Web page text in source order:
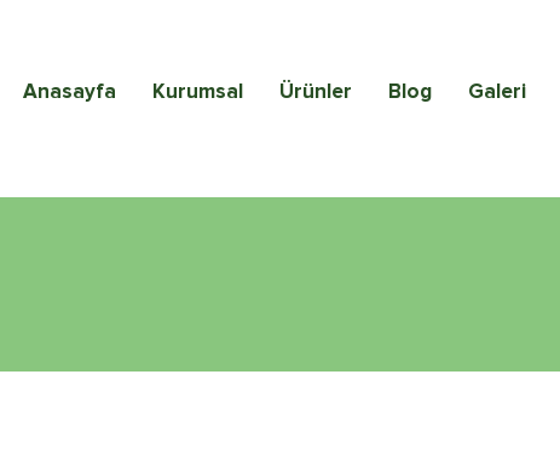
Anasayfa Kurumsal Ürünler Blog Galeri